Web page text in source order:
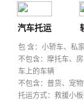
汽车托运
包 含：小轿车、私
不包含：摩托车、
车上的车辆
不包含：普货、宠
托运方式：救援小